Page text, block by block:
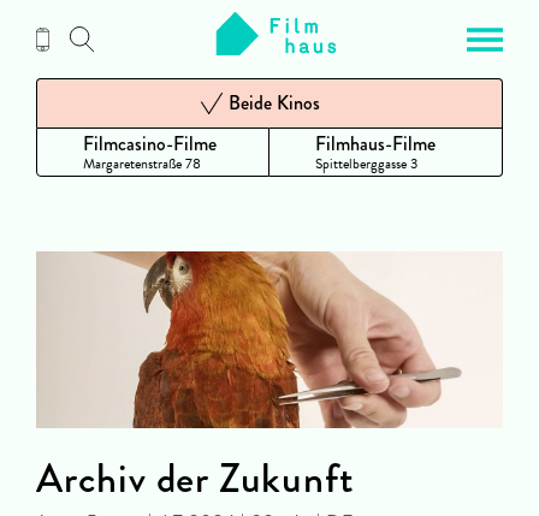
Inhalt
Filmcasino-Filme
Margaretenstraße 78
Beide Kinos
Filmhaus-Filme
Spittelberggasse 3
Archiv der Zukunft